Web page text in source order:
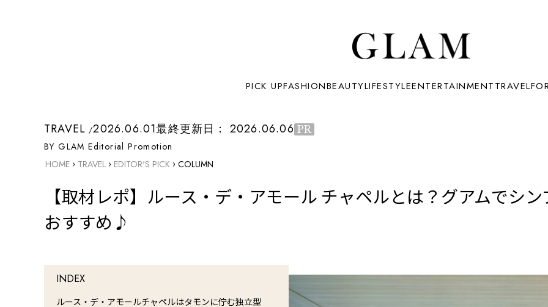
PICK UPFASHIONBEAUTYLIFESTYLEENTERTAINMENTTRAVEL
TRAVEL 2026.06.01最終更新日： 2026.06.06 PR
BY GLAM Editorial Promotion
HOME › TRAVEL › EDITOR'S PICK › COLUMN
【取材レポ】ルース・デ・アモール チャペルとは？グアムでシ
おすすめ♪
INDEX
ルース・デ・アモールチャペルはタモンに佇む独立型